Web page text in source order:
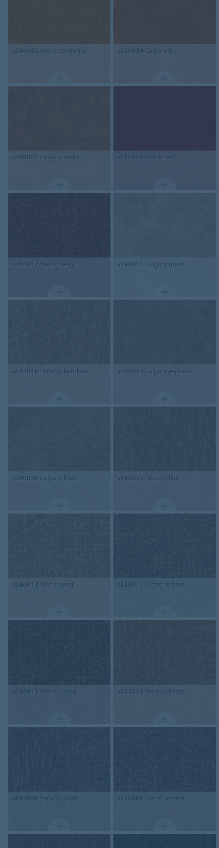
s246025 Metro tangerine s290024 Calgary fire
s290005 Calgary melon s246026 Metro red
s246017 Metro berry s290011 Calgary quartz
s482018 Penang bamboo s290023 Calgary espresso
s290026 Calgary linen s482075 Penang flax
s246012 Metro sand s246011 Metro pebble
s246015 Metro cocoa s482015 Penang beige
s482020 Penang shale s246009 Metro pepper